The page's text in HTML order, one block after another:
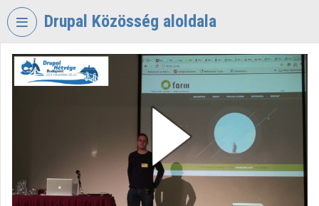
Fejléc kihagyása
Drupal Közösség aloldala
VIDEO TORIUM
Intézményi kezdőlap
Bejelentkezés